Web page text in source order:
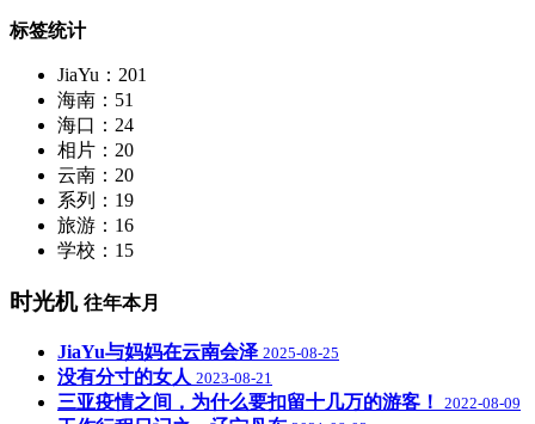
标签统计
JiaYu：201
海南：51
海口：24
相片：20
云南：20
系列：19
旅游：16
学校：15
时光机 往年本月
JiaYu与妈妈在云南会泽 2025-08-25
没有分寸的女人 2023-08-21
三亚疫情之间，为什么要扣留十几万的游客！ 2022-08-09